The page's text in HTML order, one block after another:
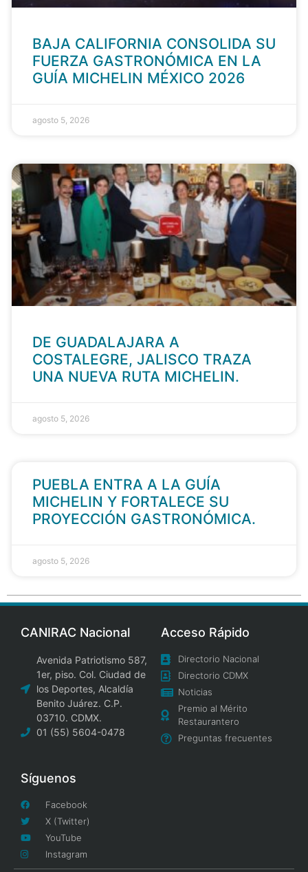
BAJA CALIFORNIA CONSOLIDA SU
FUERZA GASTRONÓMICA EN LA
GUÍA MICHELIN MÉXICO 2026
agosto 5, 2026
DE GUADALAJARA A
COSTALEGRE, JALISCO TRAZA
UNA NUEVA RUTA MICHELIN.
agosto 5, 2026
PUEBLA ENTRA A LA GUÍA
MICHELIN Y FORTALECE SU
PROYECCIÓN GASTRONÓMICA.
agosto 5, 2026
CANIRAC Nacional
Avenida Patriotismo 587,
1er, piso. Col. Ciudad de
los Deportes, Alcaldía
Benito Juárez. C.P.
03710. CDMX.
01 (55) 5604-0478
Acceso Rápido
Directorio Nacional
Directorio CDMX
Noticias
Premio al Mérito
Restaurantero
Preguntas frecuentes
Síguenos
Facebook
X (Twitter)
YouTube
Instagram